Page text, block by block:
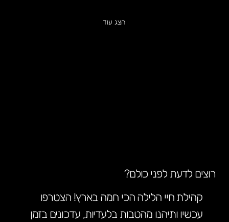
הצג עוד
קהילת חיי הלילה הכי חמה בארץ! הצטרפו
עכשיו ותיהנו מהטבות בלעדיות, עדכונים בזמן
רוצים לדעת לפני כולם?